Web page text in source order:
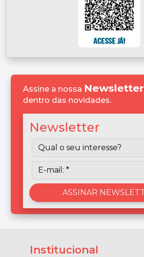
Assine a nossa Newsletter
dentro das novidades.
Newsletter
Institucional